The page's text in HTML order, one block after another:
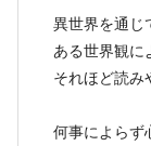
異世界を通じ
ある世界観に
それほど読み
何事によらず